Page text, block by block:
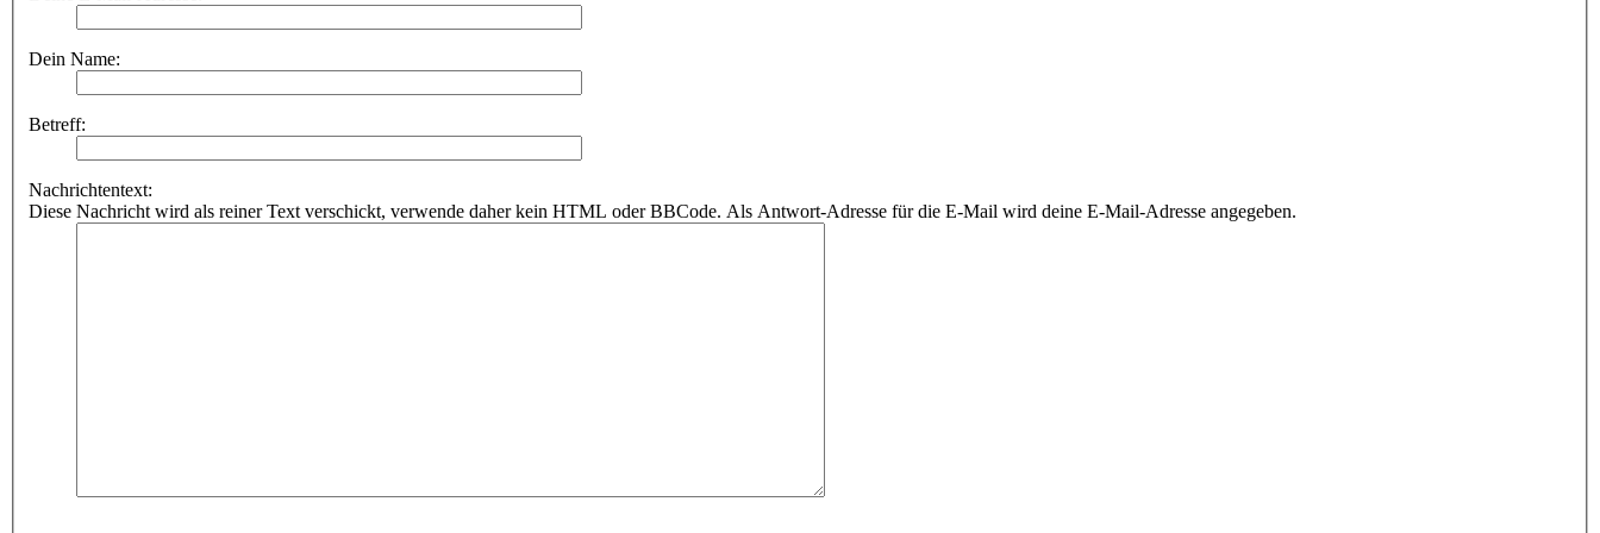
Dein Name:
Betreff:
Nachrichtentext:
Diese Nachricht wird als reiner Text verschickt, verwende daher kein HTML oder BBCode. Als Antwort-Adresse für die E-Mail wird deine E-Mail-Adresse angegeben.